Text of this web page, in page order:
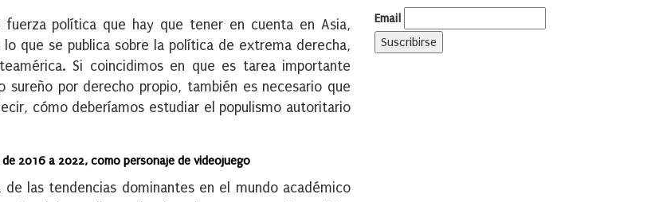
política que hay que tener en cuenta en Asia,
que se publica sobre la política de extrema derecha,
Si coincidimos en que es tarea importante
por derecho propio, también es necesario que
cómo deberíamos estudiar el populismo autoritario
2016 a 2022, como personaje de videojuego
las tendencias dominantes en el mundo académico
Email